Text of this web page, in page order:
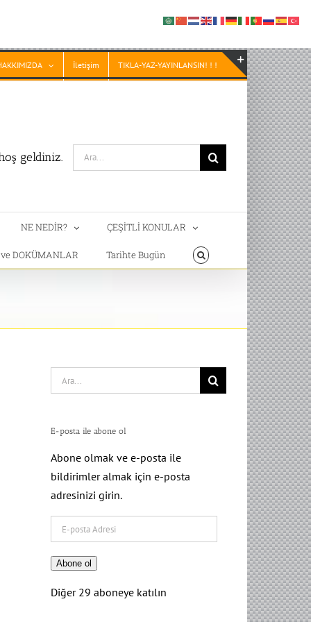
İletişim TIKLA-YAZ-YAYINLANSIN! ! !
geldiniz.
Search
for:
NE NEDİR? ÇEŞİTLİ KONULAR
DOKÜMANLAR Tarihte Bugün
Search
for:
E-posta ile abone ol
Abone olmak ve e-posta ile
bildirimler almak için e-posta
adresinizi girin.
posta
Adresi
Abone ol
Diğer 29 aboneye katılın
Toggle
Sliding
Bar
Area